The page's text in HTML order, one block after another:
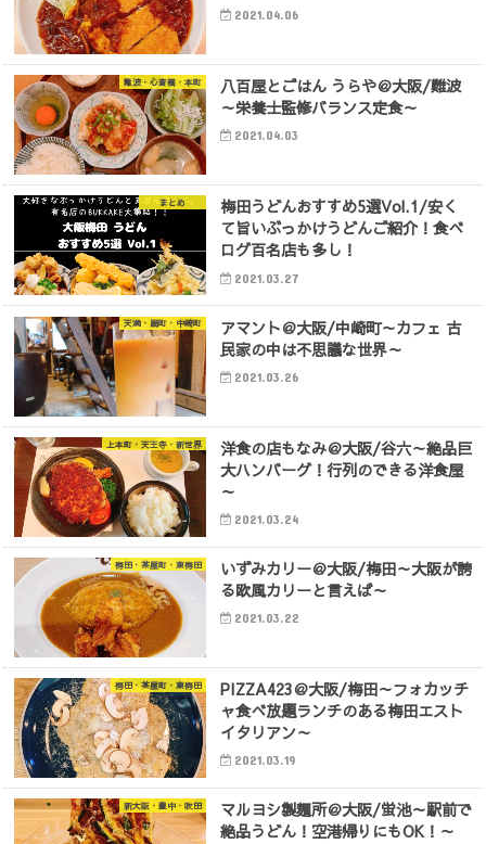
2021.04.06
難波・心斎橋・本町
八百屋とごはん うらや＠大阪/難波
～栄養士監修バランス定食～
2021.04.03
まとめ
梅田うどんおすすめ5選Vol.1/安く
て旨いぶっかけうどんご紹介！食べ
ログ百名店も多し！
2021.03.27
天満・扇町・中崎町
アマント＠大阪/中崎町～カフェ 古
民家の中は不思議な世界～
2021.03.26
上本町・天王寺・新世界
洋食の店もなみ＠大阪/谷六～絶品巨
大ハンバーグ！行列のできる洋食屋
～
2021.03.24
梅田・茶屋町・東梅田
いずみカリー＠大阪/梅田～大阪が誇
る欧風カリーと言えば～
2021.03.22
梅田・茶屋町・東梅田
PIZZA423＠大阪/梅田～フォカッチ
ャ食べ放題ランチのある梅田エスト
イタリアン～
2021.03.19
新大阪・豊中・吹田
マルヨシ製麺所＠大阪/蛍池～駅前で
絶品うどん！空港帰りにもOK！～